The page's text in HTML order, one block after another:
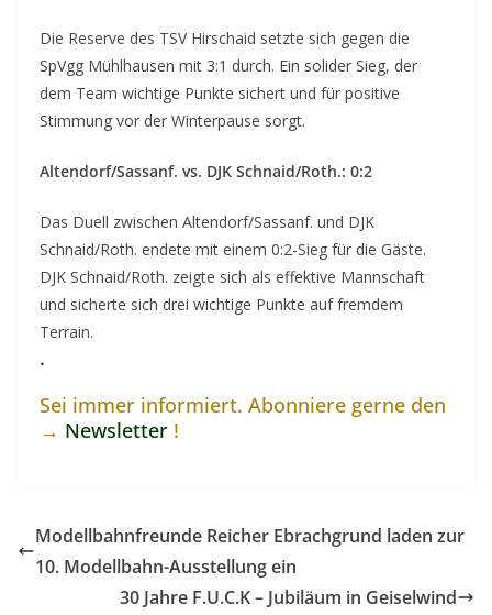
Die Reserve des TSV Hirschaid setzte sich gegen die
SpVgg Mühlhausen mit 3:1 durch. Ein solider Sieg, der
dem Team wichtige Punkte sichert und für positive
Stimmung vor der Winterpause sorgt.
Altendorf/Sassanf. vs. DJK Schnaid/Roth.: 0:2
Das Duell zwischen Altendorf/Sassanf. und DJK
Schnaid/Roth. endete mit einem 0:2-Sieg für die Gäste.
DJK Schnaid/Roth. zeigte sich als effektive Mannschaft
und sicherte sich drei wichtige Punkte auf fremdem
Terrain.
.
Sei immer informiert. Abonniere gerne den
→ Newsletter !
Modellbahnfreunde Reicher Ebrachgrund laden zur
10. Modellbahn-Ausstellung ein
30 Jahre F.U.C.K – Jubiläum in Geiselwind